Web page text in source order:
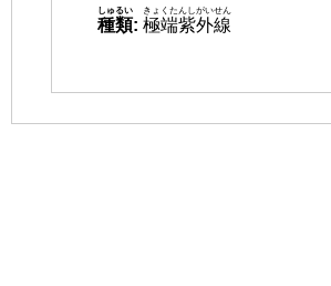
種類
しゅるい
: 極端紫外線
きょくたんしがいせん